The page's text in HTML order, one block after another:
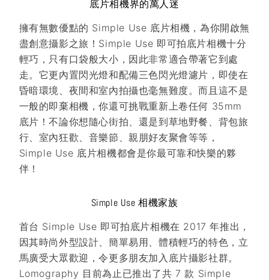
底片相機界的萬人迷
擁有無數優點的 Simple Use 底片相機，為你開啟無
盡創意攝影之旅！Simple Use 即可拍底片相機十分
輕巧，只有口袋般大小，因此非常適合帶著它到處
走。它更內置閃光燈和配備三色閃光燈濾片，即使在
昏暗環境、夜間和室內拍攝也毫無難度。而且這不是
一般的即棄相機，你還可挑戰重新上卷任何 35mm
底片！不論你想隨心街拍、還是到草地野餐、背包旅
行、室內狂歡、音樂節、親朋好友聚會等等，
Simple Use 底片相機都會是你最可靠和快樂的夥
伴！
Simple Use 相機家族
首台 Simple Use 即可拍底片相機在 2017 年推出，
因其時尚外型設計、簡單易用、體積輕巧的特色，立
馬廣受大眾歡迎，令更多朋友加入底片攝影社群。
Lomography 目前為止已推出了共 7 款 Simple